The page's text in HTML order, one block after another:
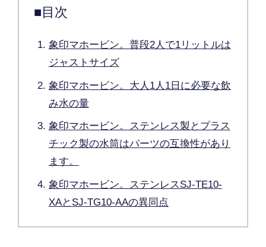
■目次
象印マホービン。普段2人で1リットルは
ジャストサイズ
象印マホービン。大人1人1日に必要な飲
み水の量
象印マホービン。ステンレス製とプラス
チック製の水筒はパーツの互換性があり
ます。
象印マホービン。ステンレスSJ-TE10-
XAとSJ-TG10-AAの異同点